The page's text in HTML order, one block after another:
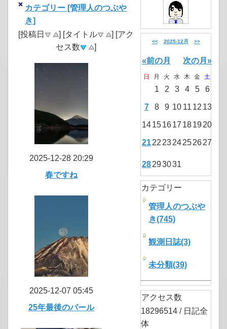
カテゴリー [管理人のつぶや
き]
[投稿日
] [タイトル
] [アク
セス数
]
2025-12-28 20:29
春ですね
2025-12-07 05:45
25年最後のパール
<< 2025-12月 >>
«前の月 次の月»
日 月 火 水 木 金 土
1 2 3 4 5 6
7 8 9 10 11 12 13
14151617 181920
2122 2324252627
28293031
カテゴリー
管理人のつぶや
き(745)
観測日誌(3)
未分類(39)
アクセス数
18296514 / 日記全
体